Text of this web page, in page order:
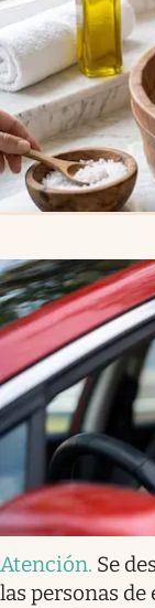
Atención. Se
las personas de